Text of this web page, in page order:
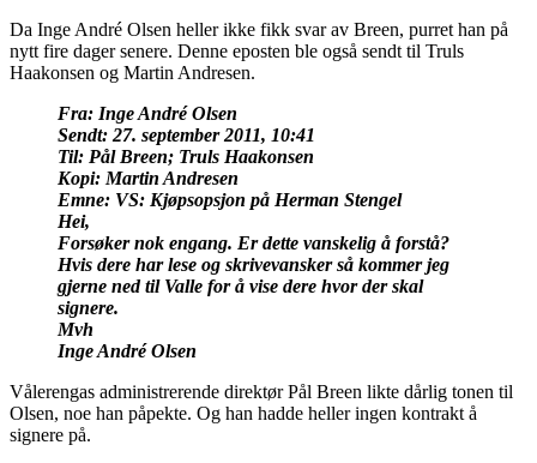
Da Inge André Olsen heller ikke fikk svar av Breen, purret han på
nytt fire dager senere. Denne eposten ble også sendt til Truls
Haakonsen og Martin Andresen.
Fra: Inge André Olsen
Sendt: 27. september 2011, 10:41
Til: Pål Breen; Truls Haakonsen
Kopi: Martin Andresen
Emne: VS: Kjøpsopsjon på Herman Stengel
Hei,
Forsøker nok engang. Er dette vanskelig å forstå?
Hvis dere har lese og skrivevansker så kommer jeg
gjerne ned til Valle for å vise dere hvor der skal
signere.
Mvh
Inge André Olsen
Vålerengas administrerende direktør Pål Breen likte dårlig tonen til
Olsen, noe han påpekte. Og han hadde heller ingen kontrakt å
signere på.